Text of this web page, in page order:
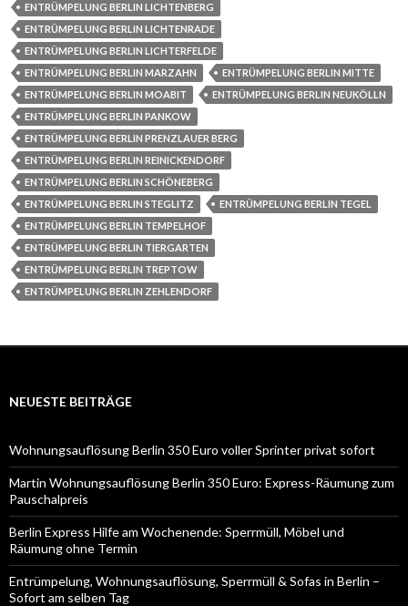
ENTRÜMPELUNG BERLIN LICHTENBERG
ENTRÜMPELUNG BERLIN LICHTENRADE
ENTRÜMPELUNG BERLIN LICHTERFELDE
ENTRÜMPELUNG BERLIN MARZAHN
ENTRÜMPELUNG BERLIN MITTE
ENTRÜMPELUNG BERLIN MOABIT
ENTRÜMPELUNG BERLIN NEUKÖLLN
ENTRÜMPELUNG BERLIN PANKOW
ENTRÜMPELUNG BERLIN PRENZLAUER BERG
ENTRÜMPELUNG BERLIN REINICKENDORF
ENTRÜMPELUNG BERLIN SCHÖNEBERG
ENTRÜMPELUNG BERLIN STEGLITZ
ENTRÜMPELUNG BERLIN TEGEL
ENTRÜMPELUNG BERLIN TEMPELHOF
ENTRÜMPELUNG BERLIN TIERGARTEN
ENTRÜMPELUNG BERLIN TREPTOW
ENTRÜMPELUNG BERLIN ZEHLENDORF
NEUESTE BEITRÄGE
Wohnungsauflösung Berlin 350 Euro voller Sprinter privat sofort
Martin Wohnungsauflösung Berlin 350 Euro: Express-Räumung zum
Pauschalpreis
Berlin Express Hilfe am Wochenende: Sperrmüll, Möbel und
Räumung ohne Termin
Entrümpelung, Wohnungsauflösung, Sperrmüll & Sofas in Berlin –
Sofort am selben Tag